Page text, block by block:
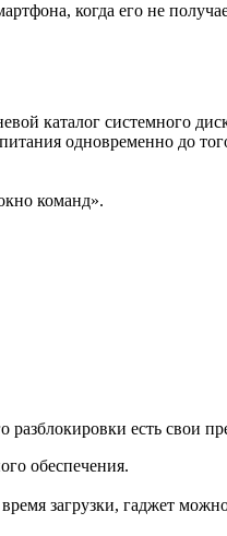
когда его не
каталог системного
одновременно до
команд».
разблокировки есть свои
обеспечения.
загрузки, гаджет